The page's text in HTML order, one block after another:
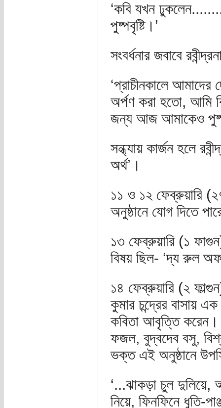
‘কবি যখন
পুষ্পবৃষ্টি।’
সংবর্ধনার জবাবে
‘প্রাচীনকালে আমাদের
অর্পণ করা হতো, আমি
জন্য আজ আমাকেও পুষ্প
সন্ধ্যায় কার্জন হলে
অর্থ’।
১১ ও ১২ ফেব্রুয়ারি
অনুষ্ঠানে যোগ দিতে
১৩ ফেব্রুয়ারি (১
বিষয় ছিল- ‘দ্য রুল অফ
১৪ ফেব্রুয়ারি (২
কুমার চন্দ্রের বাসায়
কবিতা আবৃত্তি
ফজল, বুদ্বদেব বসু,
ভক্ত এই অনুষ্ঠানে
‘...ঝাকড়া চুল দুলিয়ে,
নিয়ে, ফিনফিনে ধুতি-